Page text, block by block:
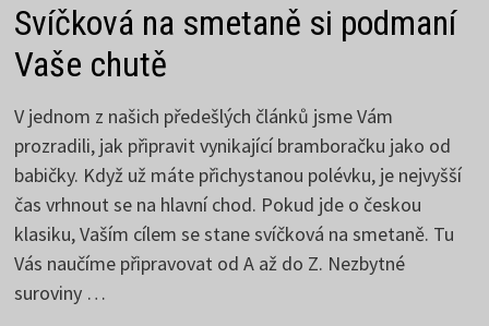
Svíčková na smetaně si podmaní
Vaše chutě
V jednom z našich předešlých článků jsme Vám
prozradili, jak připravit vynikající bramboračku jako od
babičky. Když už máte přichystanou polévku, je nejvyšší
čas vrhnout se na hlavní chod. Pokud jde o českou
klasiku, Vaším cílem se stane svíčková na smetaně. Tu
Vás naučíme připravovat od A až do Z. Nezbytné
suroviny …